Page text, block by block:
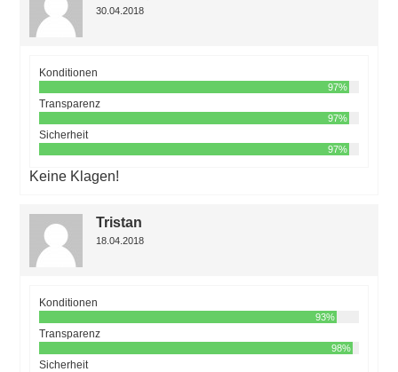
30.04.2018
Konditionen
97%
Transparenz
97%
Sicherheit
97%
Keine Klagen!
Tristan
18.04.2018
Konditionen
93%
Transparenz
98%
Sicherheit